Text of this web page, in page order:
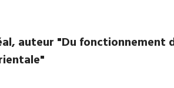
auteur "Du fonctionnement